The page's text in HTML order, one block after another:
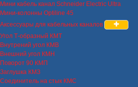
Мини кабель канал Schneider Electric Ultra
Мини-колонны Optiline 45
Аксессуары для кабельных каналов
Угол Т-образный КМТ
Внутрений угол КМВ
Внешний угол КМН
Поворот 90 КМП
Заглушка КМЗ
Соединитель на стык КМС